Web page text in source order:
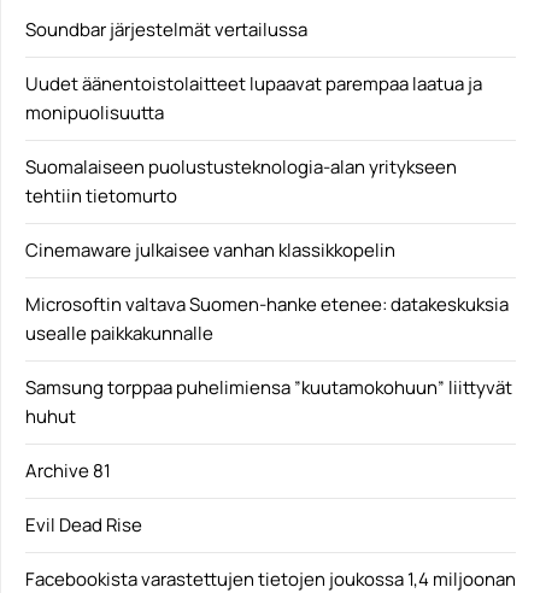
Soundbar järjestelmät vertailussa
Uudet äänentoistolaitteet lupaavat parempaa laatua ja
monipuolisuutta
Suomalaiseen puolustusteknologia-alan yritykseen
tehtiin tietomurto
Cinemaware julkaisee vanhan klassikkopelin
Microsoftin valtava Suomen-hanke etenee: datakeskuksia
usealle paikkakunnalle
Samsung torppaa puhelimiensa ”kuutamokohuun” liittyvät
huhut
Archive 81
Evil Dead Rise
Facebookista varastettujen tietojen joukossa 1,4 miljoonan